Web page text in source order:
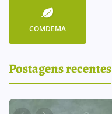
COMDEMA
Postagens recentes